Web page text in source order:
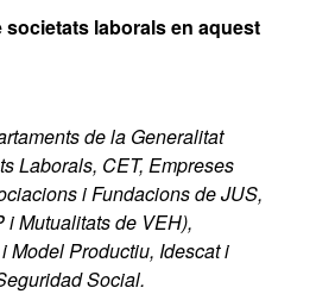
laborals en aquest
de la Generalitat
Laborals, CET, Empreses
i Fundacions de JUS,
i Mutualitats de VEH),
Model Productiu, Idescat i
Social.